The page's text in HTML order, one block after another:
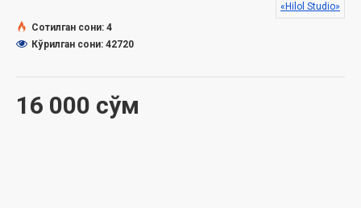
Номи:
«Жума мавъизалари» 36-диск (CD МР3)
Нашриёт:
«SEMURG’ MEDIA» МЧЖ
16 000 сўм
«Hilol Studio»
Сотилган сони: 4
Кўрилган сони: 42720